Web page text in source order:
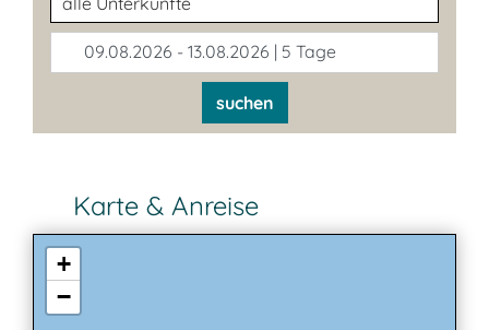
09.08.2026 - 13.08.2026 | 5 Tage
suchen
Karte & Anreise
+
−